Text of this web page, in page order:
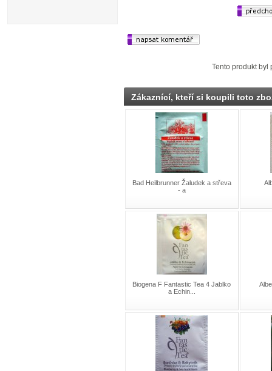
Tento produkt byl
Zákaznící, kteří si koupili toto
Bad Heilbrunner Žaludek a střeva
- a
Biogena F Fantastic Tea 4 Jablko
a Echin...